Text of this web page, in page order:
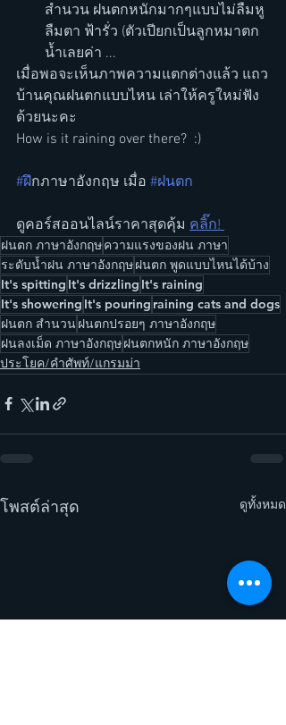
สำนวน ฝนตกหนักมากๆแบบไม่ลืมหู
ลืมตา ฟ้ารั่ว (ตัวเปียกเป็นลูกหมาตก
น้ำเลยค่า ...
เมื่อพอจะเห็นภาพความแตกต่างแล้ว แถว
บ้านคุณฝนตกแบบไหน เล่าให้ครูใหม่ฟัง
ด้วยนะคะ
How is it raining over there?  :)
#ฝึกภาษาอังกฤษ เมื่อ #ฝนตก
ดูคอร์สออนไลน์ราคาสุดคุ้ม คลิ๊ก!
ฝนตก ภาษาอังกฤษความแรงของฝน ภาษา
ระดับน้ำฝน ภาษาอังกฤษฝนตก พูดแบบไหนได้บ้าง
It's spitting It's drizzling It's raining
It's showering It's pouring raining cats and dogs
ฝนตก สำนวนฝนตกปรอยๆ ภาษาอังกฤษ
ฝนลงเม็ด ภาษาอังกฤษฝนตกหนัก ภาษาอังกฤษ
ประโยค/คำศัพท์/แกรมม่า
โพสต์ล่าสุด ดูทั้งหมด